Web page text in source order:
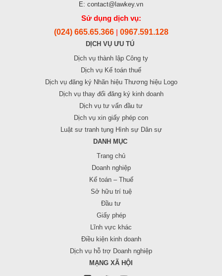
E: contact@lawkey.vn
Sử dụng dịch vụ:
(024) 665.65.366 0967.591.128
DỊCH VỤ ƯU TÚ
Dịch vụ thành lập Công ty
Dịch vụ Kế toán thuế
Dịch vụ đăng ký Nhãn hiệu Thương hiệu Logo
Dịch vụ thay đổi đăng ký kinh doanh
Dịch vụ tư vấn đầu tư
Dịch vụ xin giấy phép con
Luật sư tranh tụng Hình sự Dân sự
DANH MỤC
Trang chủ
Doanh nghiệp
Kế toán – Thuế
Sở hữu trí tuệ
Đầu tư
Giấy phép
Lĩnh vực khác
Điều kiện kinh doanh
Dịch vụ hỗ trợ Doanh nghiệp
MẠNG XÃ HỘI